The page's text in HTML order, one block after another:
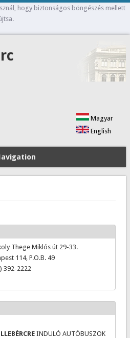
hogy biztonságos böngészés mellett
Magyar
English
Thege Miklós út 29-33.
114, P.O.B. 49
392-2222
INDULÓ AUTÓBUSZOK